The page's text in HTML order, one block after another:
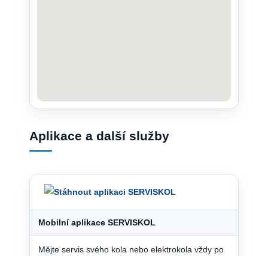
Aplikace a další služby
Mobilní aplikace SERVISKOL
Mějte servis svého kola nebo elektrokola vždy po